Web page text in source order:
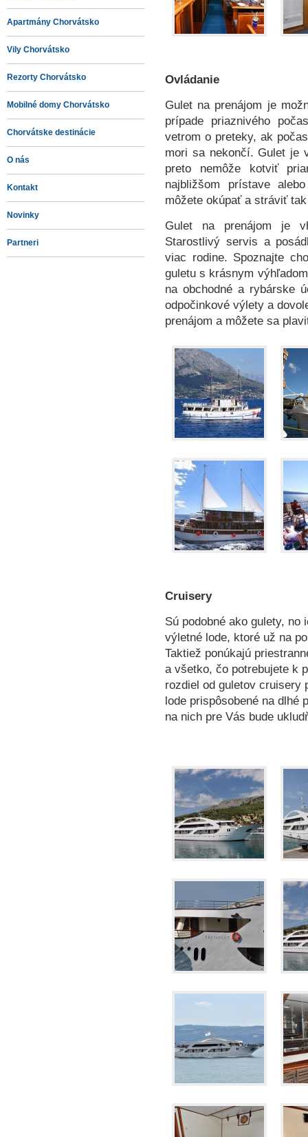
Apartmány Chorvátsko
Vily Chorvátsko
Rezorty Chorvátsko
Mobilné domy Chorvátsko
Chorvátske destinácie
O nás
Kontakt
Novinky
Partneri
Ovládanie
Gulet na prenájom je
prípade priaznivého
vetrom o preteky, ak
mori sa nekončí. Gulet je
preto nemôže kotviť
najbližšom prístave
môžete okúpať a stráviť
Gulet na prenájom je
Starostlivý servis a
viac rodine. Spoznajte
guletu s krásnym
na obchodné a rybárske
odpočinkové výlety a
prenájom a môžete sa
Cruisery
Sú podobné ako gulety,
výletné lode, ktoré už na
Taktiež ponúkajú
a všetko, čo potrebujete k
rozdiel od guletov cruisery
lode prispôsobené na dlhé
na nich pre Vás bude